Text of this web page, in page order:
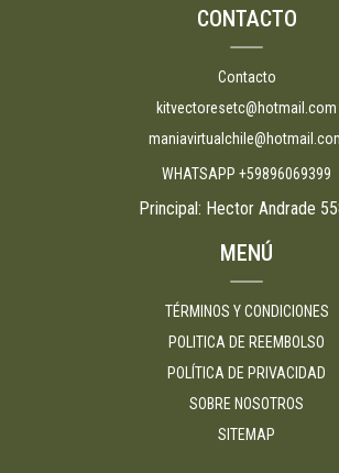
CONTACTO
Contacto
kitvectoresetc@hotmail.com
WHATSAPP +59896069399
Principal: Hector Andrade
MENÚ
TÉRMINOS Y CONDICIONES
POLITICA DE REEMBOLSO
POLÍTICA DE PRIVACIDAD
SOBRE NOSOTROS
SITEMAP